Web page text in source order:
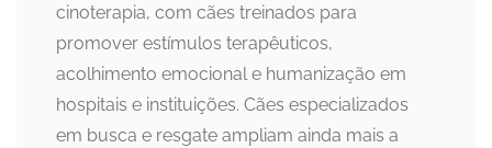
cinoterapia, com cães treinados para
promover estímulos terapêuticos,
acolhimento emocional e humanização em
hospitais e instituições. Cães especializados
em busca e resgate ampliam ainda mais a